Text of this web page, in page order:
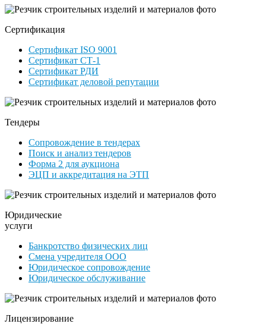
Сертификация
Сертификат ISO 9001
Сертификат СТ-1
Сертификат РДИ
Сертификат деловой репутации
Тендеры
Сопровождение в тендерах
Поиск и анализ тендеров
Форма 2 для аукциона
ЭЦП и аккредитация на ЭТП
Юридические
услуги
Банкротство физических лиц
Смена учредителя ООО
Юридическое сопровождение
Юридическое обслуживание
Лицензирование